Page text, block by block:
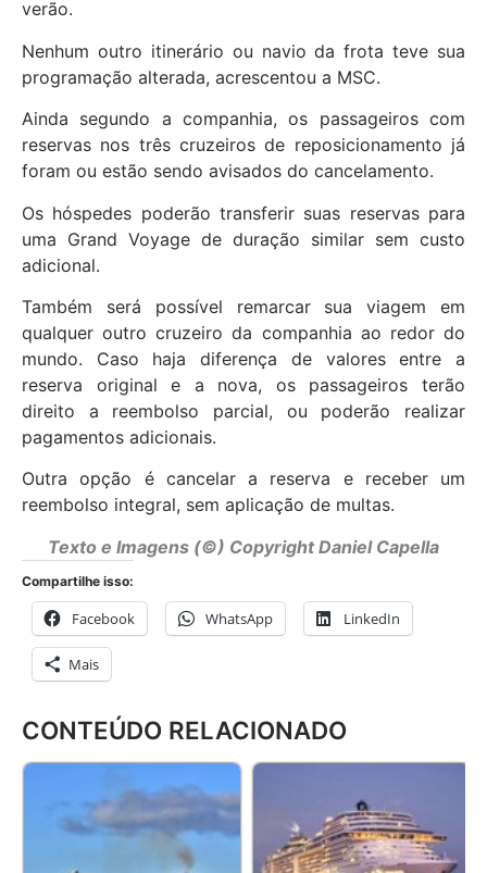
verão.
Nenhum outro itinerário ou navio da frota teve sua
programação alterada, acrescentou a MSC.
Ainda segundo a companhia, os passageiros com
reservas nos três cruzeiros de reposicionamento já
foram ou estão sendo avisados do cancelamento.
Os hóspedes poderão transferir suas reservas para
uma Grand Voyage de duração similar sem custo
adicional.
Também será possível remarcar sua viagem em
qualquer outro cruzeiro da companhia ao redor do
mundo. Caso haja diferença de valores entre a
reserva original e a nova, os passageiros terão
direito a reembolso parcial, ou poderão realizar
pagamentos adicionais.
Outra opção é cancelar a reserva e receber um
reembolso integral, sem aplicação de multas.
Texto e Imagens (©) Copyright Daniel Capella
Compartilhe isso:
Facebook WhatsApp LinkedIn
Mais
CONTEÚDO RELACIONADO